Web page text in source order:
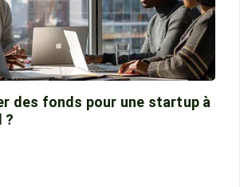
des fonds pour une startup à
?